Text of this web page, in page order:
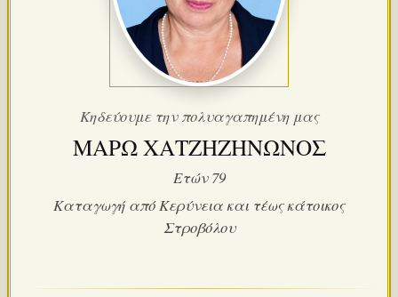
Κηδεύουμε την πολυαγαπημένη μας
ΜΑΡΩ ΧΑΤΖΗΖΗΝΩΝΟΣ
Ετών 79
Καταγωγή από Κερύνεια και τέως κάτοικος
Στροβόλου